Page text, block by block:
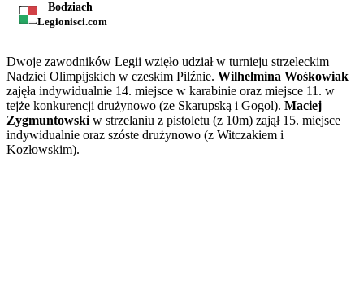
Bodziach
Legionisci.com
Dwoje zawodników Legii wzięło udział w turnieju strzeleckim
Nadziei Olimpijskich w czeskim Pilźnie. Wilhelmina Wośkowiak
zajęła indywidualnie 14. miejsce w karabinie oraz miejsce 11. w
tejże konkurencji drużynowo (ze Skarupską i Gogol). Maciej
Zygmuntowski w strzelaniu z pistoletu (z 10m) zajął 15. miejsce
indywidualnie oraz szóste drużynowo (z Witczakiem i
Kozłowskim).